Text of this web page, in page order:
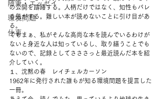
随筆・エッセイ
環境問題
仕事
の公開を躊躇する。人柄だけではなく、知性もバレ
る気がする。難しい本が読めないことに引け目があ
る。
でもまぁ、私がそんな高尚な本を読んでいるわけが
ないと身近な人は知っているし、取り繕うことでも
ないので、記録としてさささっと最近読んだ本を紹
介していく。
１、沈黙の春　レイチェルカーソン
1962年に発行された誰もが知る環境問題を提言した
一冊。